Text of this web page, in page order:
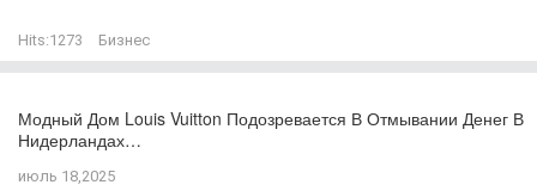
Hits:1273 Бизнес
Модный Дом Louis Vuitton Подозревается В Отмывании Денег В
Нидерландах…
июль 18,2025